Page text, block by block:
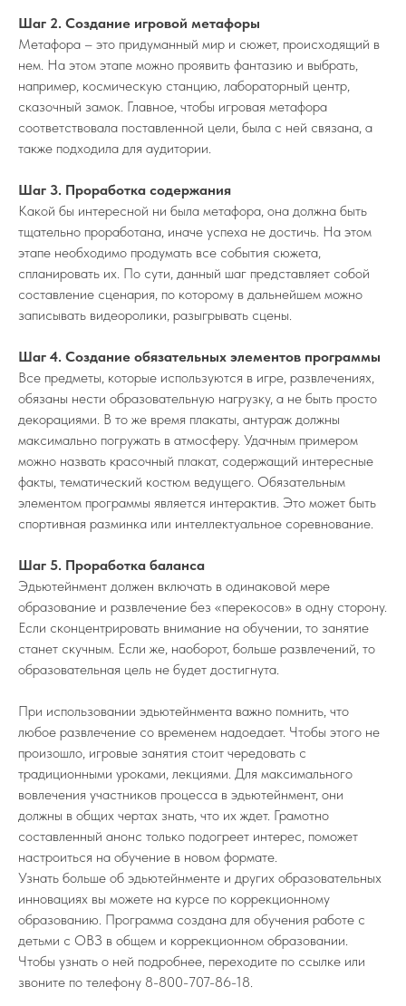
Шаг 2. Создание игровой метафоры
Метафора – это придуманный мир и сюжет, происходящий в
нем. На этом этапе можно проявить фантазию и выбрать,
например, космическую станцию, лабораторный центр,
сказочный замок. Главное, чтобы игровая метафора
соответствовала поставленной цели, была с ней связана, а
также подходила для аудитории.
Шаг 3. Проработка содержания
Какой бы интересной ни была метафора, она должна быть
тщательно проработана, иначе успеха не достичь. На этом
этапе необходимо продумать все события сюжета,
спланировать их. По сути, данный шаг представляет собой
составление сценария, по которому в дальнейшем можно
записывать видеоролики, разыгрывать сцены.
Шаг 4. Создание обязательных элементов программы
Все предметы, которые используются в игре, развлечениях,
обязаны нести образовательную нагрузку, а не быть просто
декорациями. В то же время плакаты, антураж должны
максимально погружать в атмосферу. Удачным примером
можно назвать красочный плакат, содержащий интересные
факты, тематический костюм ведущего. Обязательным
элементом программы является интерактив. Это может быть
спортивная разминка или интеллектуальное соревнование.
Шаг 5. Проработка баланса
Эдьютейнмент должен включать в одинаковой мере
образование и развлечение без «перекосов» в одну сторону.
Если сконцентрировать внимание на обучении, то занятие
станет скучным. Если же, наоборот, больше развлечений, то
образовательная цель не будет достигнута.
При использовании эдьютейнмента важно помнить, что
любое развлечение со временем надоедает. Чтобы этого не
произошло, игровые занятия стоит чередовать с
традиционными уроками, лекциями. Для максимального
вовлечения участников процесса в эдьютейнмент, они
должны в общих чертах знать, что их ждет. Грамотно
составленный анонс только подогреет интерес, поможет
настроиться на обучение в новом формате.
Узнать больше об эдьютейнменте и других образовательных
инновациях вы можете на курсе по коррекционному
образованию. Программа создана для обучения работе с
детьми с ОВЗ в общем и коррекционном образовании.
Чтобы узнать о ней подробнее, переходите по ссылке или
звоните по телефону 8-800-707-86-18.